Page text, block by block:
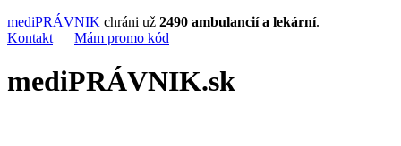
mediPRÁVNIK chráni už 2490 ambulancií a lekární.
Kontakt
Mám promo kód
mediPRÁVNIK.sk